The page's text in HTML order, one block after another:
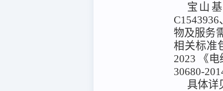
宝山
物及服务
相关标准
2023 《
30680-
具体详